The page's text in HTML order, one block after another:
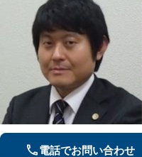
電話でお問い合わせ